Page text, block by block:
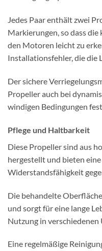
Jedes Paar enthält zwei
Markierungen, so dass
den Motoren leicht zu
Installationsfehler, die die
Der sichere
Propeller auch bei
windigen Bedingungen
Pflege und Haltbarkeit
Diese Propeller sind aus
hergestellt und bieten
Widerstandsfähigkeit
Die behandelte
und sorgt für eine lange
Nutzung in verschiedenen
Eine regelmäßige